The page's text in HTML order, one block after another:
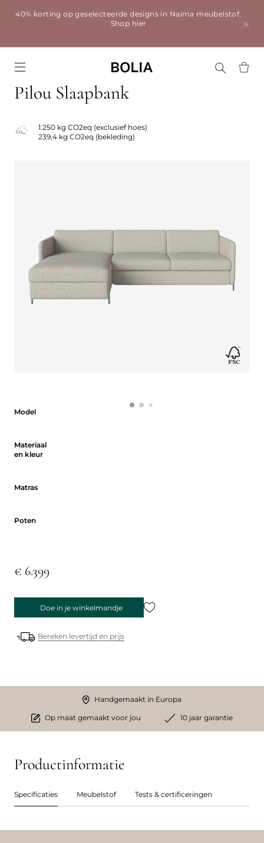
40% korting op geselecteerde designs in Naima meubelstof.
Shop hier
Pilou Slaapbank
1.250 kg CO2eq (exclusief hoes)
239,4 kg CO2eq (bekleding)
Model
Materiaal
en kleur
Matras
Poten
€ 6.399
Doe in je winkelmandje
Bereken levertijd en prijs
Handgemaakt in Europa
Op maat gemaakt voor jou 10 jaar garantie
Productinformatie
Specificaties Meubelstof Tests & certificeringen